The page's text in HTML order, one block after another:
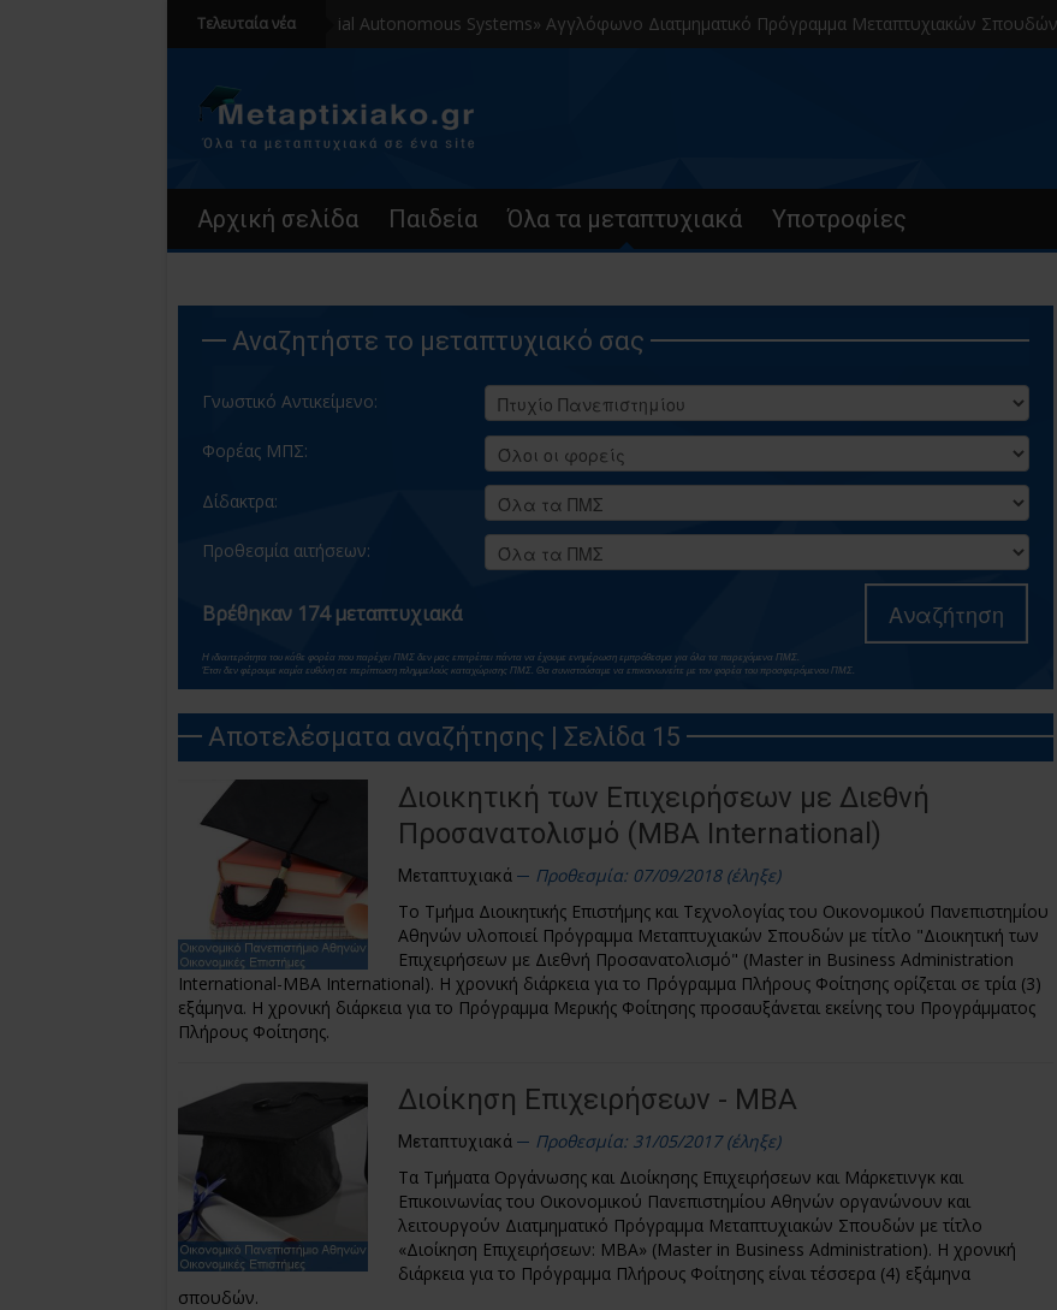
Τελευταία νέα
«Aerial Autonomous Systems» Αγγλόφωνο Διατμηματικό Πρόγραμμα Μεταπτυχιακών Σπουδών – Α.Π.Θ.
Αρχική σελίδα Παιδεία Όλα τα μεταπτυχιακά Υποτροφίες
Αναζητήστε το μεταπτυχιακό σας
Γνωστικό Αντικείμενο:
Φορέας ΜΠΣ:
Δίδακτρα:
Προθεσμία αιτήσεων:
Βρέθηκαν 174 μεταπτυχιακά Αναζήτηση
Η ιδιαιτερότητα του κάθε φορέα που παρέχει ΠΜΣ δεν μας επιτρέπει πάντα να έχουμε ενημέρωση εμπρόθεσμα για όλα τα παρεχόμενα ΠΜΣ.
Έτσι δεν φέρουμε καμία ευθύνη σε περίπτωση πλημμελούς καταχώρισης ΠΜΣ. Θα συνιστούσαμε να επικοινωνείτε με τον φορέα του προσφερόμενου ΠΜΣ.
Αποτελέσματα αναζήτησης | Σελίδα 15
Διοικητική των Επιχειρήσεων με Διεθνή
Προσανατολισμό (MBA International)
Μεταπτυχιακά
Προθεσμία: 07/09/2018 (έληξε)
Το Τμήμα Διοικητικής Επιστήμης και Τεχνολογίας του Οικονομικού Πανεπιστημίου
Αθηνών υλοποιεί Πρόγραμμα Μεταπτυχιακών Σπουδών με τίτλο "Διοικητική των
Επιχειρήσεων με Διεθνή Προσανατολισμό" (Master in Business Administration
International-MBA International). Η χρονική διάρκεια για το Πρόγραμμα Πλήρους Φοίτησης ορίζεται σε τρία (3)
εξάμηνα. Η χρονική διάρκεια για το Πρόγραμμα Μερικής Φοίτησης προσαυξάνεται εκείνης του Προγράμματος
Πλήρους Φοίτησης.
Διοίκηση Επιχειρήσεων - ΜΒΑ
Μεταπτυχιακά
Προθεσμία: 31/05/2017 (έληξε)
Τα Τμήματα Οργάνωσης και Διοίκησης Επιχειρήσεων και Μάρκετινγκ και
Επικοινωνίας του Οικονομικού Πανεπιστημίου Αθηνών οργανώνουν και
λειτουργούν Διατμηματικό Πρόγραμμα Μεταπτυχιακών Σπουδών με τίτλο
«Διοίκηση Επιχειρήσεων: ΜΒΑ» (Master in Business Administration). Η χρονική
διάρκεια για το Πρόγραμμα Πλήρους Φοίτησης είναι τέσσερα (4) εξάμηνα
σπουδών.